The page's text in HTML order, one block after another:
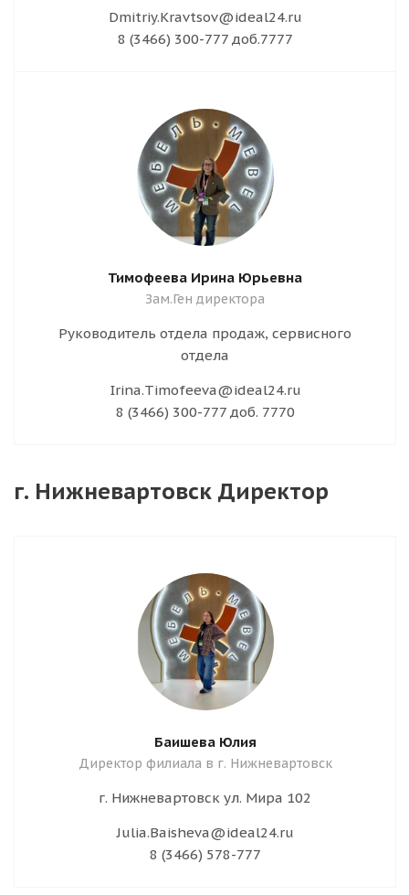
Dmitriy.Kravtsov@ideal24.ru
8 (3466) 300-777 доб.7777
Тимофеева Ирина Юрьевна
Зам.Ген директора
Руководитель отдела продаж, сервисного
отдела
Irina.Timofeeva@ideal24.ru
8 (3466) 300-777 доб. 7770
г. Нижневартовск Директор
Баишева Юлия
Директор филиала в г. Нижневартовск
г. Нижневартовск ул. Мира 102
Julia.Baisheva@ideal24.ru
8 (3466) 578-777